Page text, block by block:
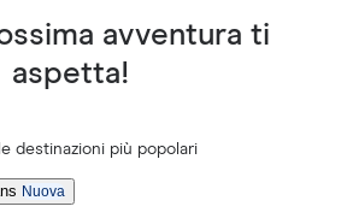
avventura ti
aspetta!
destinazioni più popolari
Nuova